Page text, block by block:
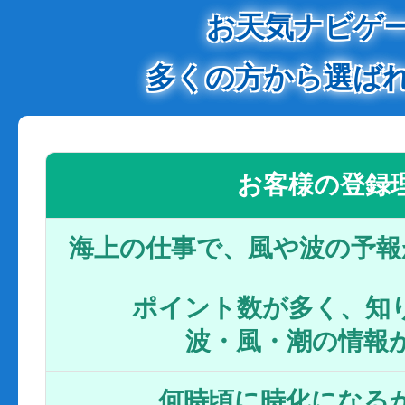
お天気ナビゲ
多くの方から選ば
お客様の登録
海上の仕事で、風や波の予
ポイント数が多く、知
波・風・潮の情報